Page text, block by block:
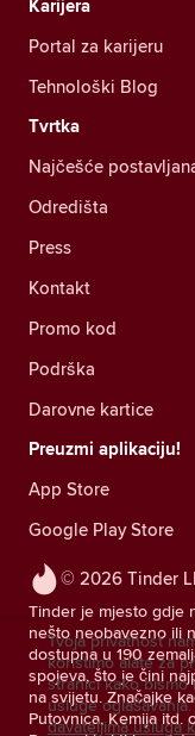
© 2026 Tinder
Tinder je mjesto gdje
nešto neobavezno ili
dostupna u 190
spojeva, što je čini
na svijetu. Značajke
Putovnica, Kemija itd.
Karijera
Portal za karijeru
Tehnološki Blog
Tvrtka
Najčešće
Odredišta
Press
Kontakt
Promo kod
Podrška
Darovne kartice
Preuzmi aplikaciju!
App Store
Google Play Store
Tvoja privatnost
koristimo alate za
stranici kako
usluge oglašavanja.
davateljima usluga